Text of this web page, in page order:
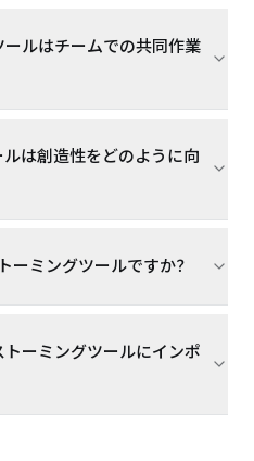
ルはチームでの共同作業
は創造性をどのように向
ーミングツールですか？
ーミングツールにインポ